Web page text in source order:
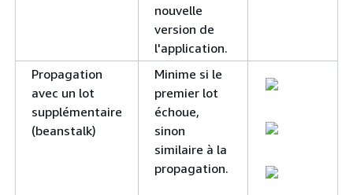
nouvelle
version de
l'application.
Propagation
avec un lot
supplémentaire
(beanstalk)
Minime si le
premier lot
échoue,
sinon
similaire à la
propagation.